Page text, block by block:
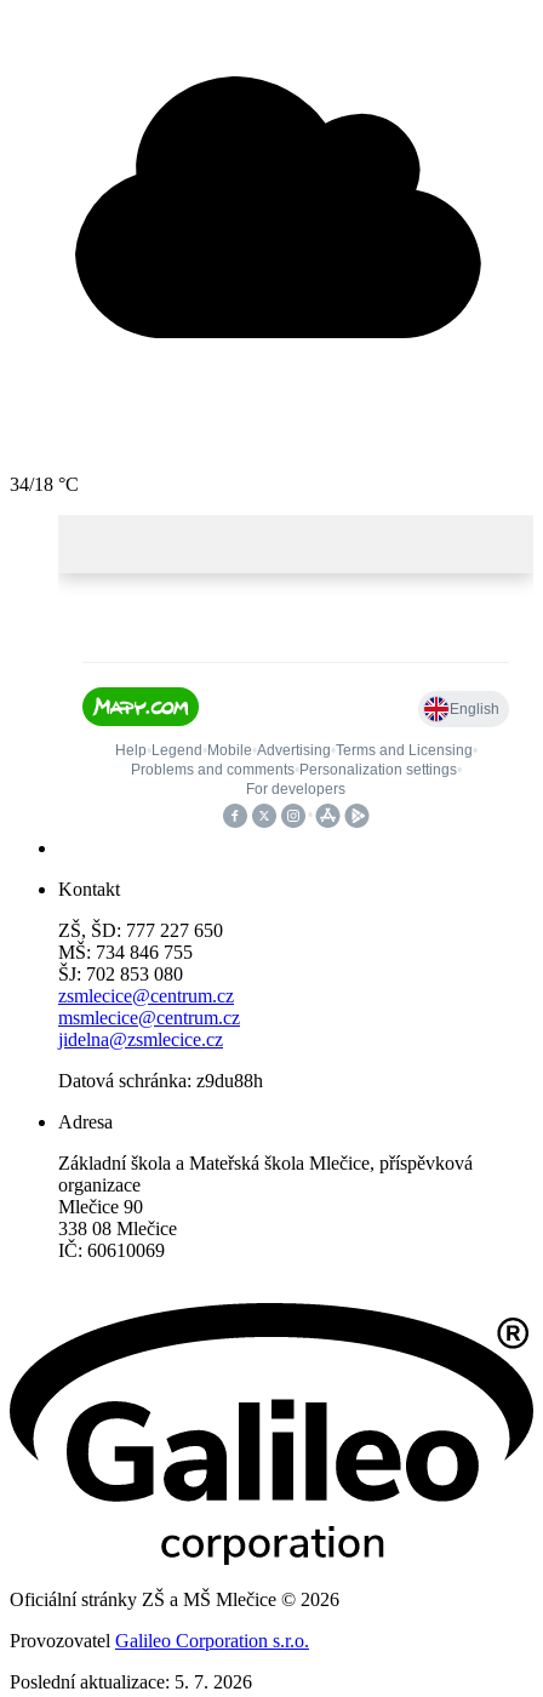
34/18 °C
Kontakt
ZŠ, ŠD: 777 227 650
MŠ: 734 846 755
ŠJ: 702 853 080
zsmlecice@centrum.cz
msmlecice@centrum.cz
jidelna@zsmlecice.cz
Datová schránka: z9du88h
Adresa
Základní škola a Mateřská škola Mlečice, příspěvková
organizace
Mlečice 90
338 08 Mlečice
IČ: 60610069
Oficiální stránky ZŠ a MŠ Mlečice © 2026
Provozovatel Galileo Corporation s.r.o.
Poslední aktualizace: 5. 7. 2026